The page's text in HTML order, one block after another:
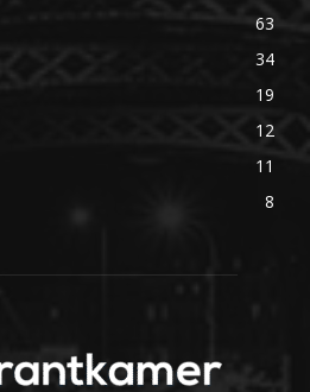
63
34
19
12
11
8